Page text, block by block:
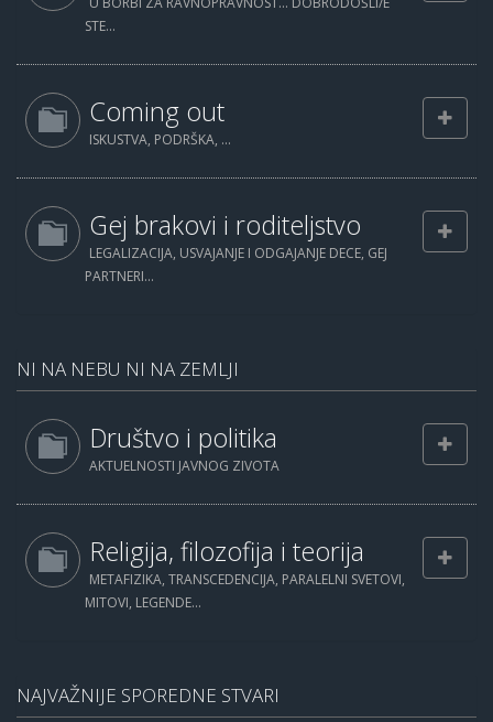
STE...
Coming out
ISKUSTVA, PODRŠKA, ...
Gej brakovi i roditeljstvo
LEGALIZACIJA, USVAJANJE I ODGAJANJE DECE, GEJ
PARTNERI...
NI NA NEBU NI NA ZEMLJI
Društvo i politika
AKTUELNOSTI JAVNOG ZIVOTA
Religija, filozofija i teorija
METAFIZIKA, TRANSCEDENCIJA, PARALELNI SVETOVI,
MITOVI, LEGENDE...
NAJVAŽNIJE SPOREDNE STVARI